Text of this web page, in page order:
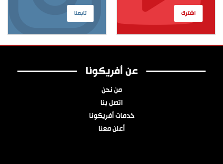
تابعنا اشترك
عن أفريكونا
من نحن
اتصل بنا
خدمات أفريكونا
أعلن معنا